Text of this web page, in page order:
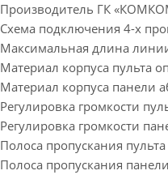
Производитель ГК
Схема подключения 4-х
Максимальная длина
Материал корпуса пульта
Материал корпуса панели
Регулировка громкости
Регулировка громкости
Полоса пропускания
Полоса пропускания